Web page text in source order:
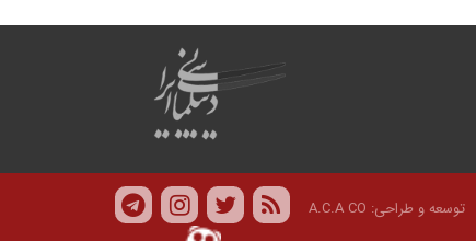
توسعه و طراحی: A.C.A CO